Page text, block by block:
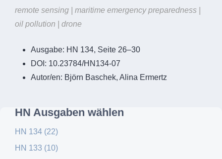
HN Ausgaben wählen
HN 134 (22)
HN 133 (10)
remote sensing | maritime emergency preparedness |
oil pollution | drone
Ausgabe: HN 134, Seite 26–30
DOI: 10.23784/HN134-07
Autor/en: Björn Baschek, Alina Ermertz